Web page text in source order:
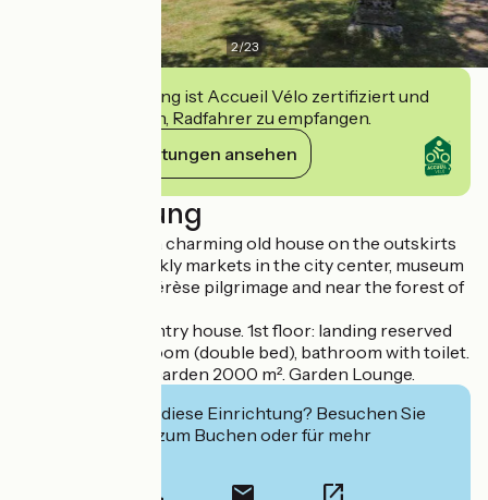
2/23
Diese Einrichtung ist Accueil Vélo zertifiziert und
verpflichtet sich, Radfahrer zu empfangen.
Ihre Verpflichtungen ansehen
Beschreibung
In a quiet hamlet, a charming old house on the outskirts
of Alençon: 2 weekly markets in the city center, museum
of lace, Sainte-Thérèse pilgrimage and near the forest of
Independent country house. 1st floor: landing reserved
for guests, 1 bedroom (double bed), bathroom with toilet.
Central heating. Garden 2000 m². Garden Lounge.
Interessiert Sie diese Einrichtung? Besuchen Sie
deren Website zum Buchen oder für mehr